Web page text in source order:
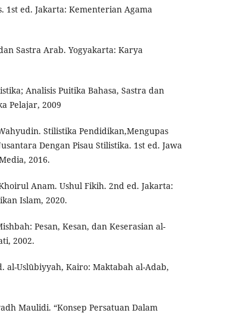
1st ed. Jakarta: Kementerian Agama
Sastra Arab. Yogyakarta: Karya
Analisis Puitika Bahasa, Sastra dan
Pelajar, 2009
Stilistika Pendidikan,Mengupas
Dengan Pisau Stilistika. 1st ed. Jawa
2016.
Anam. Ushul Fikih. 2nd ed. Jakarta:
Islam, 2020.
Pesan, Kesan, dan Keserasian al-
2002.
al-Uslūbiyyah, Kairo: Maktabah al-Adab,
Maulidi. “Konsep Persatuan Dalam